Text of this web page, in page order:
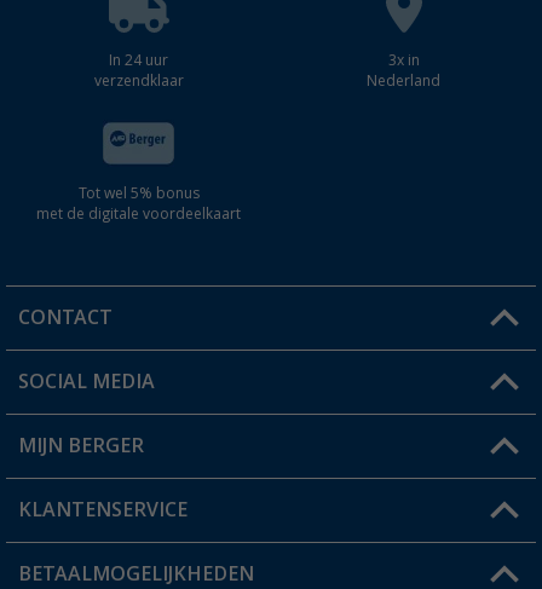
In 24 uur
verzendklaar
3x in
Nederland
Tot wel 5% bonus
met de digitale voordeelkaart
CONTACT
Een vraag?
Winkel vinden
SOCIAL MEDIA
MIJN BERGER
Mijn account
Status bestelling
KLANTENSERVICE
FAQ & Contact
BETAALMOGELIJKHEDEN